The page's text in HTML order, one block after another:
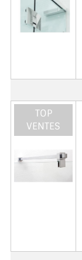
TOP
VENTES